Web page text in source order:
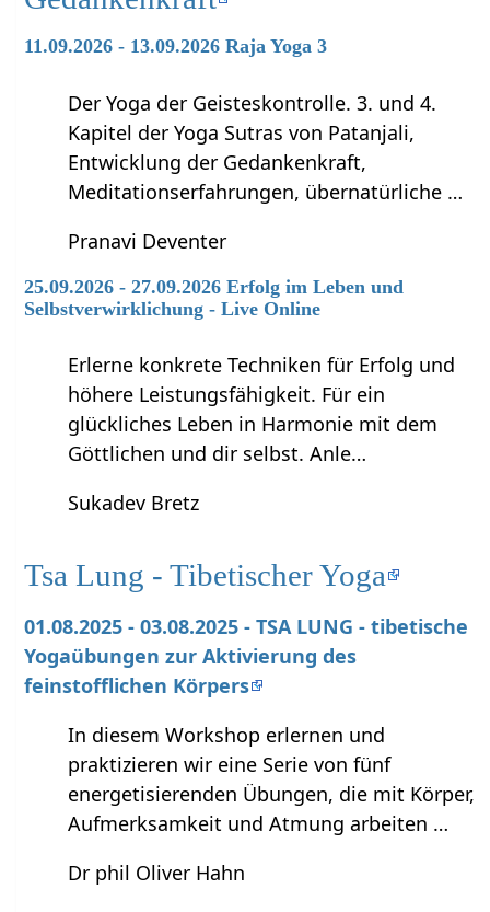
11.09.2026 - 13.09.2026 Raja Yoga 3
Der Yoga der Geisteskontrolle. 3. und 4.
Kapitel der Yoga Sutras von Patanjali,
Entwicklung der Gedankenkraft,
Meditationserfahrungen, übernatürliche …
Pranavi Deventer
25.09.2026 - 27.09.2026 Erfolg im Leben und
Selbstverwirklichung - Live Online
Erlerne konkrete Techniken für Erfolg und
höhere Leistungsfähigkeit. Für ein
glückliches Leben in Harmonie mit dem
Göttlichen und dir selbst. Anle…
Sukadev Bretz
Tsa Lung - Tibetischer Yoga
01.08.2025 - 03.08.2025 - TSA LUNG - tibetische
Yogaübungen zur Aktivierung des
feinstofflichen Körpers
In diesem Workshop erlernen und
praktizieren wir eine Serie von fünf
energetisierenden Übungen, die mit Körper,
Aufmerksamkeit und Atmung arbeiten …
Dr phil Oliver Hahn